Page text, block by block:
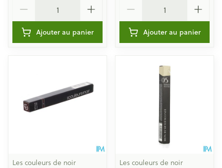
Ajouter au panier Ajouter au panier
Les couleurs de noir Les couleurs de noir